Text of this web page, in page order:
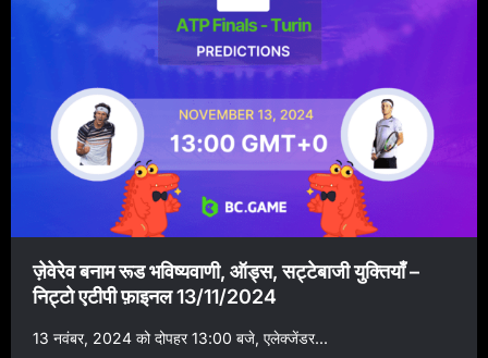
ज़ेवेरेव बनाम रूड भविष्यवाणी, ऑड्स, सट्टेबाजी युक्तियाँ –
निट्टो एटीपी फ़ाइनल 13/11/2024
13 नवंबर, 2024 को दोपहर 13:00 बजे, एलेक्जेंडर...